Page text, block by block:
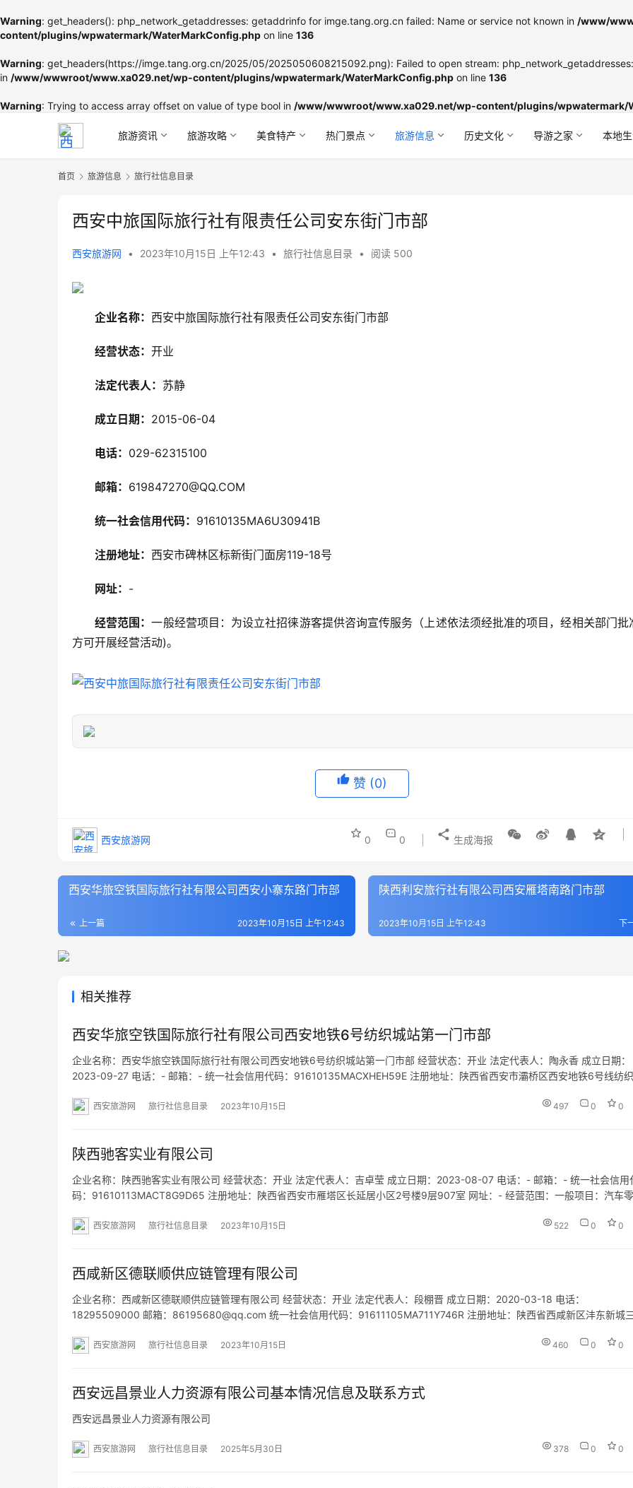
Warning: get_headers(): php_network_getaddresses: getaddrinfo for imge.tang.org.cn failed: Name or service not known in /www/
content/plugins/wpwatermark/WaterMarkConfig.php on line 136
Warning: get_headers(https://imge.tang.org.cn/2025/05/2025050608215092.png): Failed to open stream:
in /www/wwwroot/www.xa029.net/wp-content/plugins/wpwatermark/WaterMarkConfig.php on line 136
Warning: Trying to access array offset on value of type bool in /www/wwwroot/www.xa029.net/wp-content/plugins/wpwatermark/
旅游资讯 旅游攻略 美食特产 热门景点 旅游信息 历史文化 导游之家 本地
首页 旅游信息 旅行社信息目录
西安中旅国际旅行社有限责任公司安东街门市部
西安旅游网 • 2023年10月15日 上午12:43 • 旅行社信息目录 • 阅读 500
企业名称： 西安中旅国际旅行社有限责任公司安东街门市部
经营状态： 开业
法定代表人： 苏静
成立日期： 2015-06-04
电话： 029-62315100
邮箱： 619847270@QQ.COM
统一社会信用代码： 91610135MA6U30941B
注册地址： 西安市碑林区标新街门面房119-18号
网址： -
经营范围：一般经营项目：为设立社招徕游客提供咨询宣传服务（上述依法须经批准的项目，经相关部门批
方可开展经营活动)。
赞 (0)
西安旅游网 0 0 生成海报
西安华旅空铁国际旅行社有限公司西安小寨东路门市部
上一篇 2023年10月15日 上午12:43
陕西利安旅行社有限公司西安雁塔南路门市部
下
2023年10月15日 上午12:43
相关推荐
西安华旅空铁国际旅行社有限公司西安地铁6号纺织城站第一门市部
企业名称：西安华旅空铁国际旅行社有限公司西安地铁6号纺织城站第一门市部 经营状态：开业 法定代表人：陶永香 成立日期：
2023-09-27 电话：- 邮箱：- 统一社会信用代码：91610135MACXHEH59E 注册地址：陕西省西安市灞桥区西安地铁6号线纺
西安旅游网 旅行社信息目录 2023年10月15日 497 0 0
陕西驰客实业有限公司
企业名称：陕西驰客实业有限公司 经营状态：开业 法定代表人：吉卓莹 成立日期：2023-08-07 电话：- 邮箱：- 统一社会信用
码：91610113MACT8G9D65 注册地址：陕西省西安市雁塔区长延居小区2号楼9层907室 网址：- 经营范围：一般项目：汽车
西安旅游网 旅行社信息目录 2023年10月15日 522 0 0
西咸新区德联顺供应链管理有限公司
企业名称：西咸新区德联顺供应链管理有限公司 经营状态：开业 法定代表人：段棚晋 成立日期：2020-03-18 电话：
18295509000 邮箱：86195680@qq.com 统一社会信用代码：91611105MA711Y746R 注册地址：陕西省西咸新区沣东新城
西安旅游网 旅行社信息目录 2023年10月15日 460 0 0
西安远昌景业人力资源有限公司基本情况信息及联系方式
西安远昌景业人力资源有限公司
西安旅游网 旅行社信息目录 2025年5月30日 378 0 0